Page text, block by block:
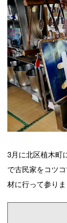
3月に北区植木町
で古民家をコツ
材に行って参りま